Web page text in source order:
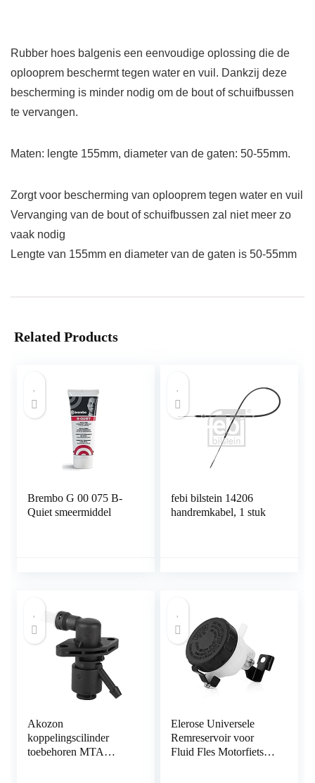
Rubber hoes balgenis een eenvoudige oplossing die de
oplooprem beschermt tegen water en vuil. Dankzij deze
bescherming is minder nodig om de bout of schuifbussen
te vervangen.
Maten: lengte 155mm, diameter van de gaten: 50-55mm.
Zorgt voor bescherming van oplooprem tegen water en vuil
Vervanging van de bout of schuifbussen zal niet meer zo
vaak nodig
Lengte van 155mm en diameter van de gaten is 50-55mm
Related Products
Brembo G 00 075 B-
Quiet smeermiddel
febi bilstein 14206
handremkabel, 1 stuk
Akozon
koppelingscilinder
toebehoren MTA
Elerose Universele
Remreservoir voor
Fluid Fles Motorfiets